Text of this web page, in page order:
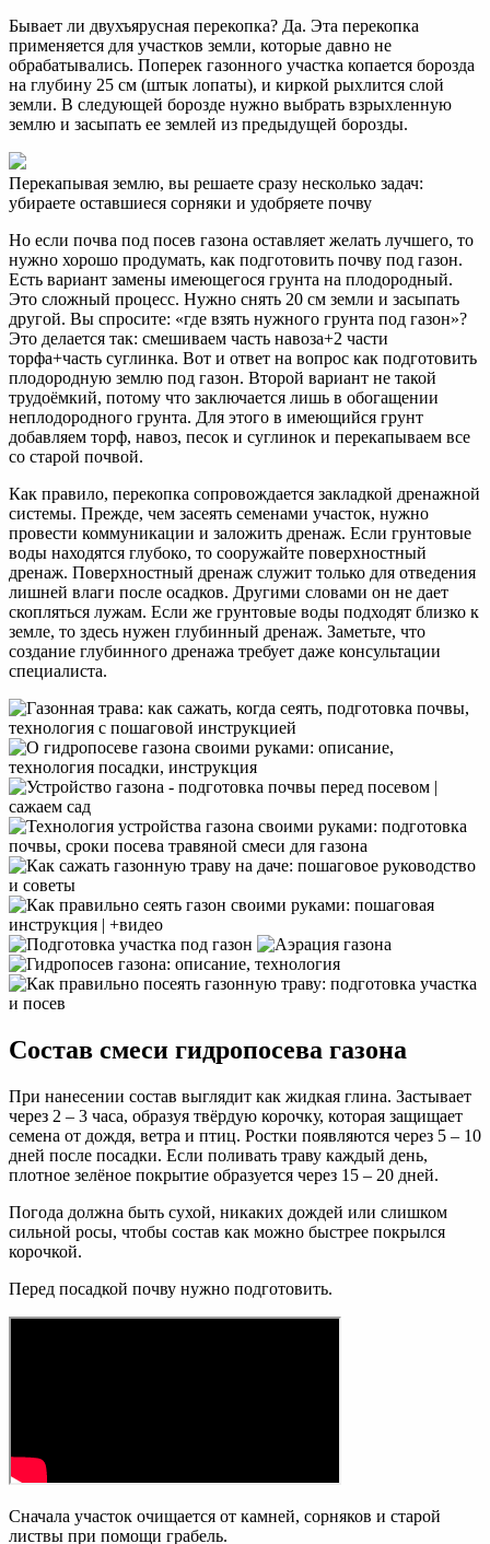
Бывает ли двухъярусная перекопка? Да. Эта перекопка
применяется для участков земли, которые давно не
обрабатывались. Поперек газонного участка копается борозда
на глубину 25 см (штык лопаты), и киркой рыхлится слой
земли. В следующей борозде нужно выбрать взрыхленную
землю и засыпать ее землей из предыдущей борозды.
Перекапывая землю, вы решаете сразу несколько задач:
убираете оставшиеся сорняки и удобряете почву
Но если почва под посев газона оставляет желать лучшего, то
нужно хорошо продумать, как подготовить почву под газон.
Есть вариант замены имеющегося грунта на плодородный.
Это сложный процесс. Нужно снять 20 см земли и засыпать
другой. Вы спросите: «где взять нужного грунта под газон»?
Это делается так: смешиваем часть навоза+2 части
торфа+часть суглинка. Вот и ответ на вопрос как подготовить
плодородную землю под газон. Второй вариант не такой
трудоёмкий, потому что заключается лишь в обогащении
неплодородного грунта. Для этого в имеющийся грунт
добавляем торф, навоз, песок и суглинок и перекапываем все
со старой почвой.
Как правило, перекопка сопровождается закладкой дренажной
системы. Прежде, чем засеять семенами участок, нужно
провести коммуникации и заложить дренаж. Если грунтовые
воды находятся глубоко, то сооружайте поверхностный
дренаж. Поверхностный дренаж служит только для отведения
лишней влаги после осадков. Другими словами он не дает
скопляться лужам. Если же грунтовые воды подходят близко к
земле, то здесь нужен глубинный дренаж. Заметьте, что
создание глубинного дренажа требует даже консультации
специалиста.
Состав смеси гидропосева газона
При нанесении состав выглядит как жидкая глина. Застывает
через 2 – 3 часа, образуя твёрдую корочку, которая защищает
семена от дождя, ветра и птиц. Ростки появляются через 5 – 10
дней после посадки. Если поливать траву каждый день,
плотное зелёное покрытие образуется через 15 – 20 дней.
Погода должна быть сухой, никаких дождей или слишком
сильной росы, чтобы состав как можно быстрее покрылся
корочкой.
Перед посадкой почву нужно подготовить.
Сначала участок очищается от камней, сорняков и старой
листвы при помощи грабель.